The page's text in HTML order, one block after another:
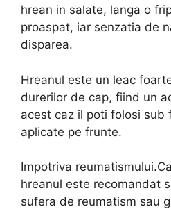
hrean in salate, langa o
proaspat, iar senzatia de
disparea.
Hreanul este un leac
durerilor de cap, fiind un
acest caz il poti folosi sub
aplicate pe frunte.
Impotriva
hreanul este recomandat
sufera de reumatism sau